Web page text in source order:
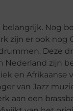
Nog
zijn er ook nog
Deze
zijn
en Afrikaanse
van Jazz
aan een